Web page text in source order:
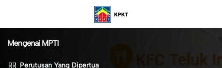
Mengenai MPTI
Perutusan Yang Dipertua